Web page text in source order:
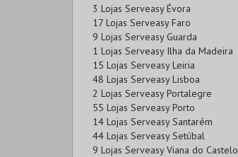
3 Lojas Serveasy Évora
17 Lojas Serveasy Faro
9 Lojas Serveasy Guarda
1 Lojas Serveasy Ilha da Madeira
15 Lojas Serveasy Leiria
48 Lojas Serveasy Lisboa
2 Lojas Serveasy Portalegre
55 Lojas Serveasy Porto
14 Lojas Serveasy Santarém
44 Lojas Serveasy Setúbal
9 Lojas Serveasy Viana do Castelo